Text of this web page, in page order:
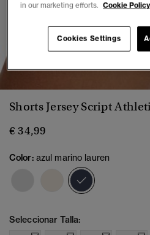
1 2 3
Shorts Jersey Script
€ 34,99
Color: azul marino lauren
Seleccionar Talla:
in our marketing efforts. Cookie Policy
Cookies Settings